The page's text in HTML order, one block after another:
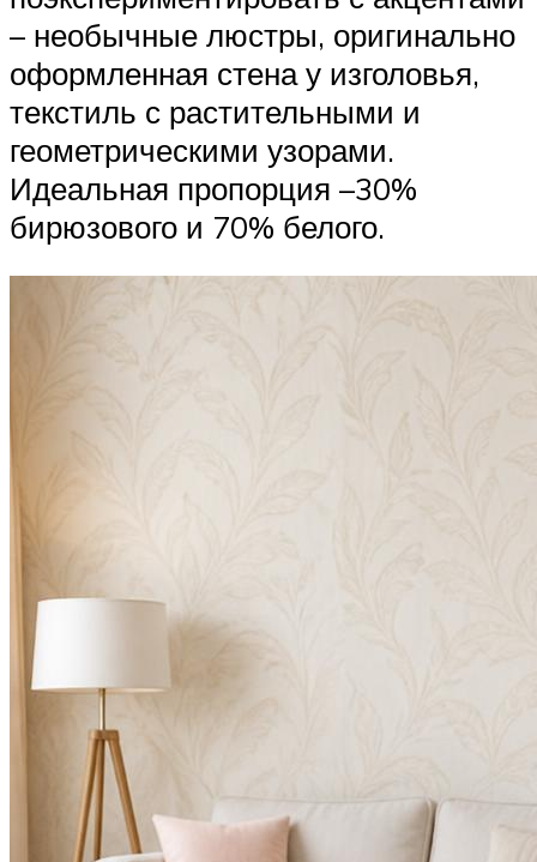
– необычные люстры, оригинально
оформленная стена у изголовья,
текстиль с растительными и
геометрическими узорами.
Идеальная пропорция –30%
бирюзового и 70% белого.